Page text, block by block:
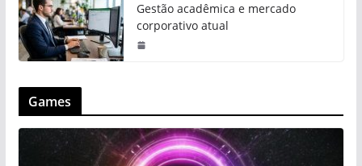
Gestão acadêmica e mercado
corporativo atual
Games